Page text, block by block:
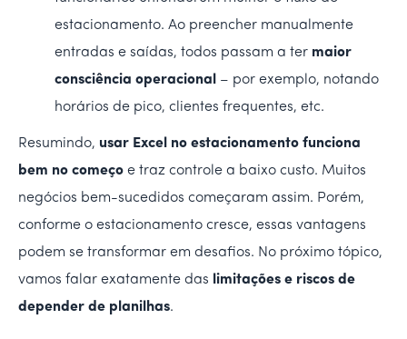
estacionamento. Ao preencher manualmente
entradas e saídas, todos passam a ter maior
consciência operacional
– por exemplo, notando
horários de pico, clientes frequentes, etc.
Resumindo, usar Excel no estacionamento funciona
bem no começo e traz controle a baixo custo. Muitos
negócios bem-sucedidos começaram assim. Porém,
conforme o estacionamento cresce, essas vantagens
podem se transformar em desafios. No próximo tópico,
vamos falar exatamente das
limitações e riscos de
depender de planilhas.